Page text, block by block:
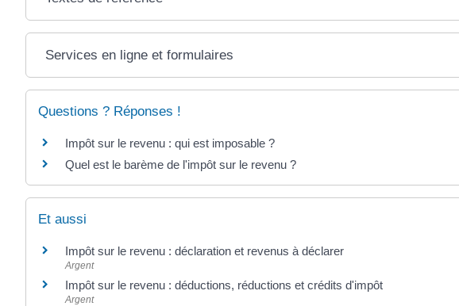
Services en ligne et formulaires
Questions ? Réponses !
Impôt sur le revenu : qui est imposable ?
Quel est le barème de l'impôt sur le revenu ?
Et aussi
Impôt sur le revenu : déclaration et revenus à déclarer
Argent
Impôt sur le revenu : déductions, réductions et crédits d'impôt
Argent